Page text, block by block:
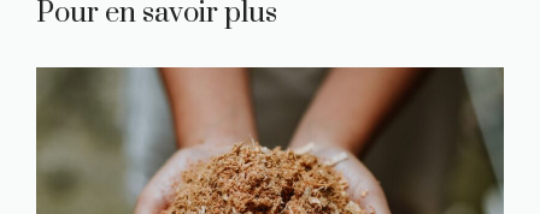
Pour en savoir plus